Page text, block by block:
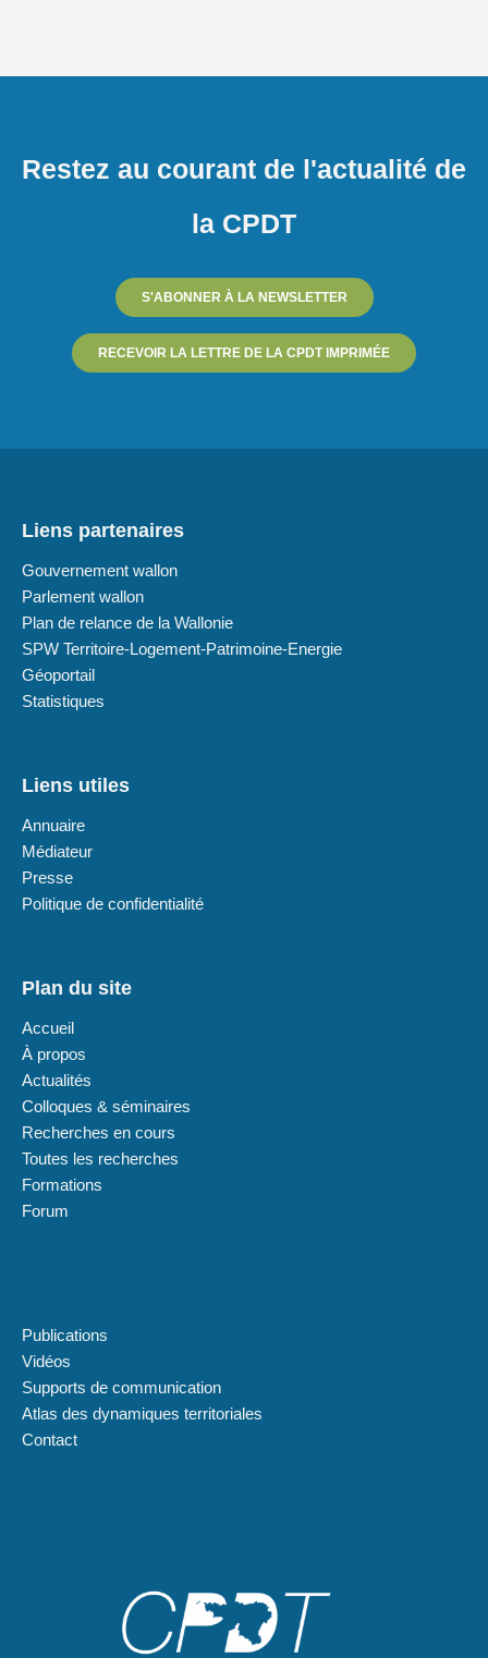
Restez au courant de l'actualité de
la CPDT
S'ABONNER À LA NEWSLETTER
RECEVOIR LA LETTRE DE LA CPDT IMPRIMÉE
Liens partenaires
Gouvernement wallon
Parlement wallon
Plan de relance de la Wallonie
SPW Territoire-Logement-Patrimoine-Energie
Géoportail
Statistiques
Liens utiles
Annuaire
Médiateur
Presse
Politique de confidentialité
Plan du site
Accueil
À propos
Actualités
Colloques & séminaires
Recherches en cours
Toutes les recherches
Formations
Forum
Publications
Vidéos
Supports de communication
Atlas des dynamiques territoriales
Contact